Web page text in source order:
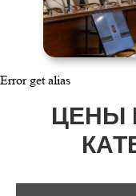
Error get alias
ЦЕНЫ